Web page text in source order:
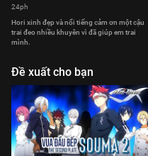
24ph
Hori xinh đẹp và nổi tiếng cảm ơn một cậu
trai đeo nhiều khuyên vì đã giúp em trai
mình.
Đề xuất cho bạn